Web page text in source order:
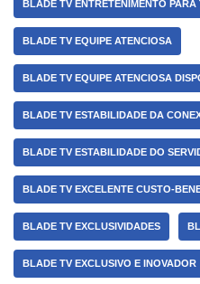
BLADE TV ENTRETENIMENTO PARA
BLADE TV EQUIPE ATENCIOSA
BLADE TV EQUIPE ATENCIOSA
BLADE TV ESTABILIDADE DA
BLADE TV ESTABILIDADE DO
BLADE TV EXCELENTE CUSTO-
BLADE TV EXCLUSIVIDADES
BLADE TV EXCLUSIVO E INOVADOR